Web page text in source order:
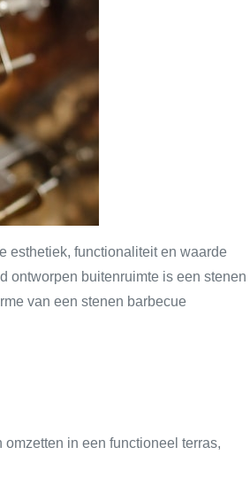
esthetiek, functionaliteit en waarde
ontworpen buitenruimte is een stenen
van een stenen barbecue
in een functioneel terras,